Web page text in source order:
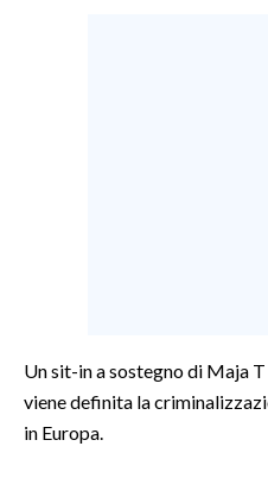
Un sit-in a sostegno di Maja
viene definita la
in Europa.